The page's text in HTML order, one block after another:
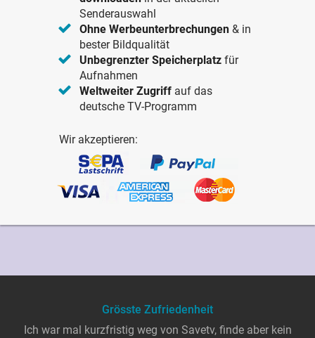
Senderauswahl
Ohne Werbeunterbrechungen & in
bester Bildqualität
Unbegrenzter Speicherplatz für
Aufnahmen
Weltweiter Zugriff auf das
deutsche TV-Programm
Wir akzeptieren:
Grösste Zufriedenheit
Ich war mal kurzfristig weg von Savetv, finde aber kein